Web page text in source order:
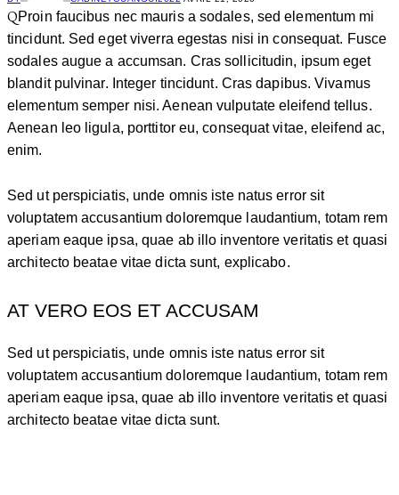
QProin faucibus nec mauris a sodales, sed elementum mi
tincidunt. Sed eget viverra egestas nisi in consequat. Fusce
sodales augue a accumsan. Cras sollicitudin, ipsum eget
blandit pulvinar. Integer tincidunt. Cras dapibus. Vivamus
elementum semper nisi. Aenean vulputate eleifend tellus.
Aenean leo ligula, porttitor eu, consequat vitae, eleifend ac,
enim.
Sed ut perspiciatis, unde omnis iste natus error sit
voluptatem accusantium doloremque laudantium, totam rem
aperiam eaque ipsa, quae ab illo inventore veritatis et quasi
architecto beatae vitae dicta sunt, explicabo.
AT VERO EOS ET ACCUSAM
Sed ut perspiciatis, unde omnis iste natus error sit
voluptatem accusantium doloremque laudantium, totam rem
aperiam eaque ipsa, quae ab illo inventore veritatis et quasi
architecto beatae vitae dicta sunt.